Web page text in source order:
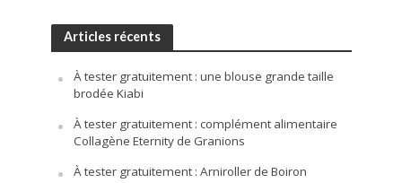
Articles récents
À tester gratuitement : une blouse grande taille
brodée Kiabi
À tester gratuitement : complément alimentaire
Collagène Eternity de Granions
À tester gratuitement : Arniroller de Boiron